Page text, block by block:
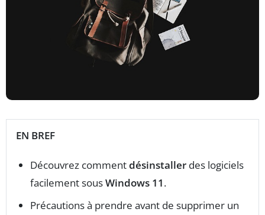
EN BREF
Découvrez commentdésinstaller des logiciels
facilement sousWindows 11.
Précautions à prendre avant de supprimer un